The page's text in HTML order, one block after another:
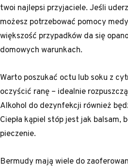
twoi najlepsi przyjaciele. Jeśli
możesz potrzebować pomocy
większość przypadków da się
domowych warunkach.
Warto poszukać octu lub soku z
oczyścić ranę – idealnie
Alkohol do dezynfekcji również
Ciepła kąpiel stóp jest jak balsam,
pieczenie.
Bermudy mają wiele do